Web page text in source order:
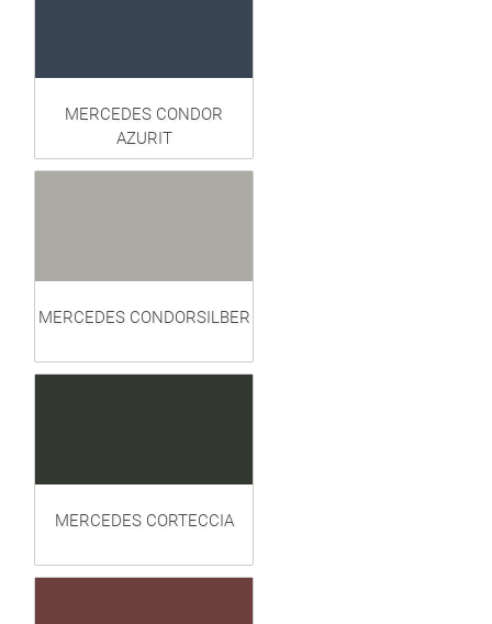
MERCEDES CONDOR
AZURIT
MERCEDES CONDORSILBER
MERCEDES CORTECCIA